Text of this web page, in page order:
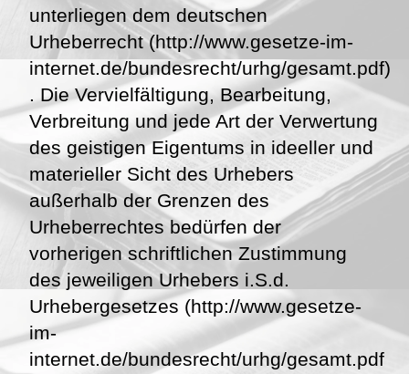
unterliegen dem deutschen
Urheberrecht (http://www.gesetze-im-
internet.de/bundesrecht/urhg/gesamt.pdf)
. Die Vervielfältigung, Bearbeitung,
Verbreitung und jede Art der Verwertung
des geistigen Eigentums in ideeller und
materieller Sicht des Urhebers
außerhalb der Grenzen des
Urheberrechtes bedürfen der
vorherigen schriftlichen Zustimmung
des jeweiligen Urhebers i.S.d.
Urhebergesetzes (http://www.gesetze-
im-
internet.de/bundesrecht/urhg/gesamt.pdf